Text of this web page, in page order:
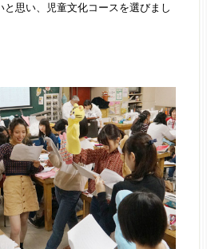
思い、児童文化コースを選びまし